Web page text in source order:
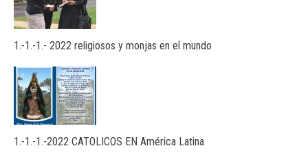
1.-1.-1.- 2022 religiosos y monjas en el mundo
1.-1.-1.-2022 CATOLICOS EN América Latina